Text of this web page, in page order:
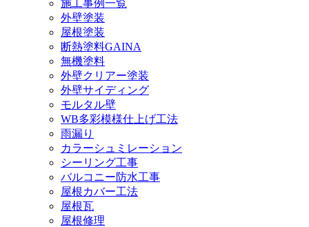
施工事例一覧
外壁塗装
屋根塗装
断熱塗料GAINA
無機塗料
外壁クリアー塗装
外壁サイディング
モルタル壁
WB多彩模様仕上げ工法
雨漏り
カラーシュミレーション
シーリング工事
バルコニー防水工事
屋根カバー工法
屋根瓦
屋根修理